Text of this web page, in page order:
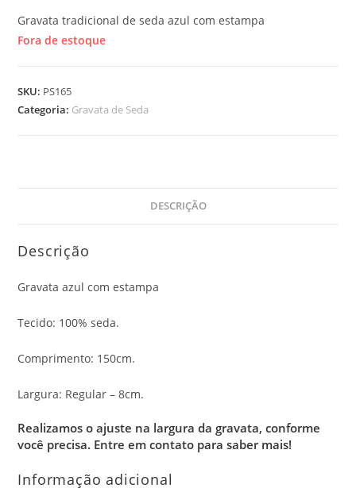
Gravata tradicional de seda azul com estampa
Fora de estoque
SKU: PS165
Categoria: Gravata de Seda
DESCRIÇÃO
Descrição
Gravata azul com estampa
Tecido: 100% seda.
Comprimento: 150cm.
Largura: Regular – 8cm.
Realizamos o ajuste na largura da gravata, conforme
você precisa. Entre em contato para saber mais!
Informação adicional